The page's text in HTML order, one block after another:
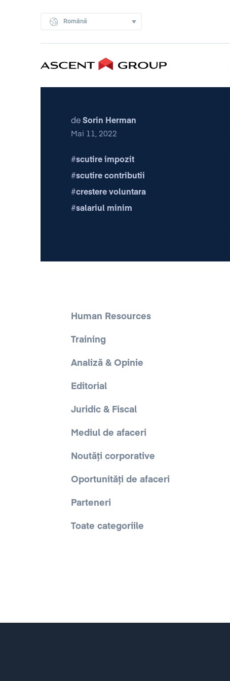
Română
de Sorin Herman
Mai 11, 2022
scutire impozit
scutire contributii
crestere voluntara
salariul minim
Human Resources
Training
Analiză & Opinie
Editorial
Juridic & Fiscal
Mediul de afaceri
Noutăți corporative
Oportunități de afaceri
Parteneri
Toate categoriile